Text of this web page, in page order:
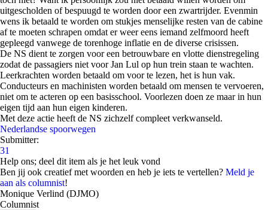
uitgescholden of bespuugd te worden door een zwartrijder. Evenmin
wens ik betaald te worden om stukjes menselijke resten van de cabine
af te moeten schrapen omdat er weer eens iemand zelfmoord heeft
gepleegd vanwege de torenhoge inflatie en de diverse crisissen.
De NS dient te zorgen voor een betrouwbare en vlotte dienstregeling
zodat de passagiers niet voor Jan Lul op hun trein staan te wachten.
Leerkrachten worden betaald om voor te lezen, het is hun vak.
Conducteurs en machinisten worden betaald om mensen te vervoeren,
niet om te acteren op een basisschool. Voorlezen doen ze maar in hun
eigen tijd aan hun eigen kinderen.
Met deze actie heeft de NS zichzelf compleet verkwanseld.
Nederlandse spoorwegen
Submitter:
31
Help ons; deel dit item als je het leuk vond
Ben jij ook creatief met woorden en heb je iets te vertellen? Meld je
aan als columnist!
Monique Verlind (DJMO)
Columnist